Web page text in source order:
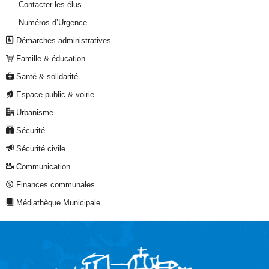
Contacter les élus
Numéros d’Urgence
Démarches administratives
Famille & éducation
Santé & solidarité
Espace public & voirie
Urbanisme
Sécurité
Sécurité civile
Communication
Finances communales
Médiathèque Municipale